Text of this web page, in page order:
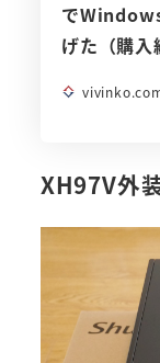
で
げた（購入
XH97V外